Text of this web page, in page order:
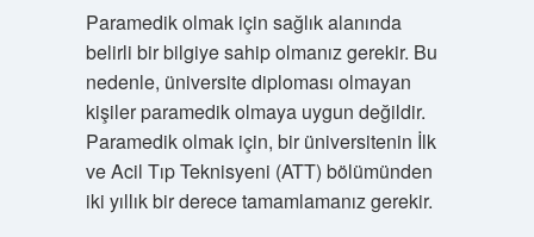
Paramedik olmak için sağlık alanında
belirli bir bilgiye sahip olmanız gerekir. Bu
nedenle, üniversite diploması olmayan
kişiler paramedik olmaya uygun değildir.
Paramedik olmak için, bir üniversitenin İlk
ve Acil Tıp Teknisyeni (ATT) bölümünden
iki yıllık bir derece tamamlamanız gerekir.